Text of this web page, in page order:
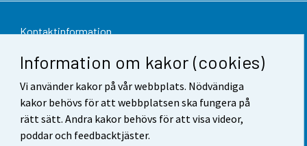
Information om kakor (cookies)
Vi använder kakor på vår webbplats. Nödvändiga
kakor behövs för att webbplatsen ska fungera på
rätt sätt. Andra kakor behövs för att visa videor,
poddar och feedbacktjäster.
Kontaktinformation
Respons
Användarvillkor
Dataskydd
Tillgänglighet